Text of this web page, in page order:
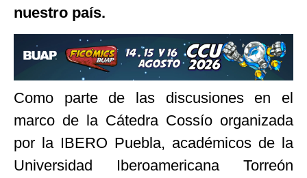
nuestro país.
Como parte de las discusiones en el
marco de la Cátedra Cossío organizada
por la IBERO Puebla, académicos de la
Universidad Iberoamericana Torreón